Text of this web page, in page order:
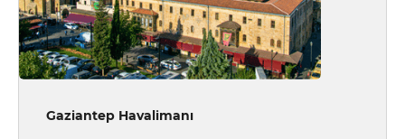
Gaziantep Havalimanı